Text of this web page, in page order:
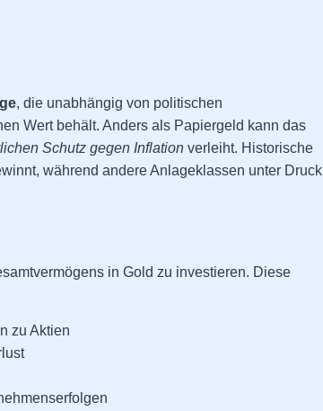
, die unabhängig von politischen
Wert behält. Anders als Papiergeld kann das
Schutz gegen Inflation verleiht. Historische
während andere Anlageklassen unter Druck
in Gold zu investieren. Diese
zu Aktien